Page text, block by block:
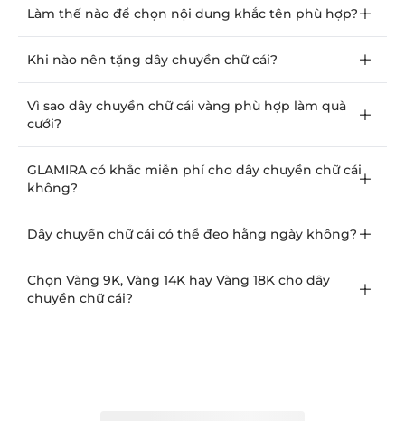
Làm thế nào để chọn nội dung khắc tên phù hợp?
Khi nào nên tặng dây chuyền chữ cái?
Vì sao dây chuyền chữ cái vàng phù hợp làm quà
cưới?
GLAMIRA có khắc miễn phí cho dây chuyền chữ cái
không?
Dây chuyền chữ cái có thể đeo hằng ngày không?
Chọn Vàng 9K, Vàng 14K hay Vàng 18K cho dây
chuyền chữ cái?